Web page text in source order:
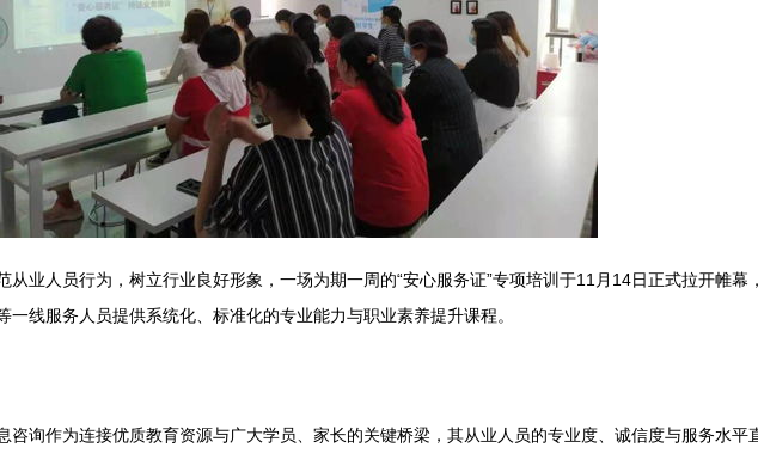
业人员行为，树立行业良好形象，一场为期一周的“安心服务证”专项培训于11月14日正式拉开帷幕
线服务人员提供系统化、标准化的专业能力与职业素养提升课程。
询作为连接优质教育资源与广大学员、家长的关键桥梁，其从业人员的专业度、诚信度与服务水平